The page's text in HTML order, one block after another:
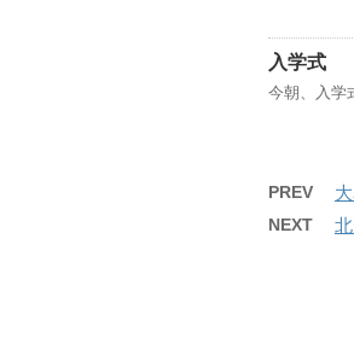
入学式
今朝、入学
PREV
NEXT